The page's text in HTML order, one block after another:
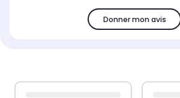
Donner mon avis